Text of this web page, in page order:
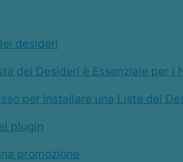
desideri
dei Desideri è Essenziale per i
per Installare una Lista dei
plugin
promozione